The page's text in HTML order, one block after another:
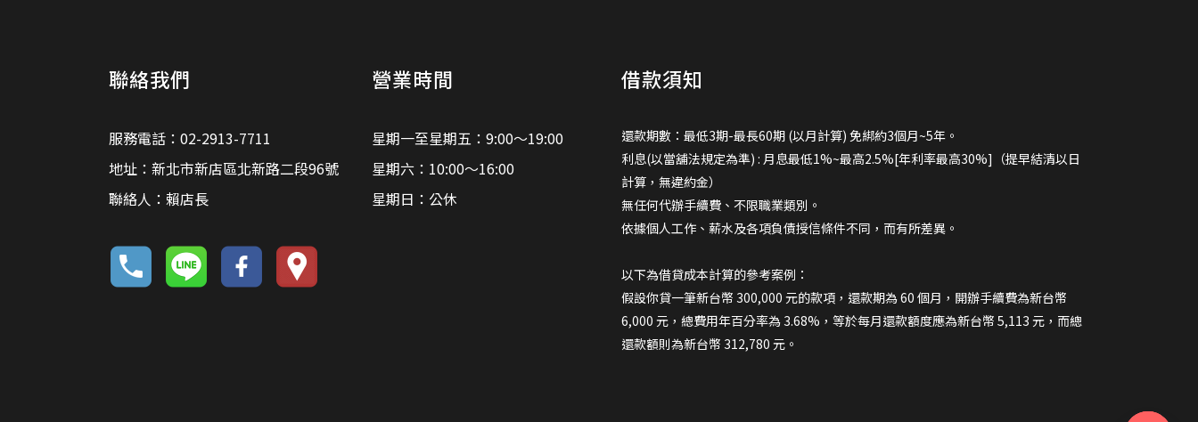
聯絡我們
服務電話：02-2913-7711
地址：新北市新店區北新路二段96號
聯絡人：賴店長
營業時間
星期一至星期五：9:00～19:00
星期六：10:00～16:00
星期日：公休
借款須知
還款期數：最低3期-最長60期 (以月計算) 免綁約3個月~5年。
利息(以當舖法規定為準) : 月息最低1%~最高2.5%[年利率最高30%]（提早結清以日
計算，無違約金）
無任何代辦手續費、不限職業類別。
依據個人工作、薪水及各項負債授信條件不同，而有所差異。
以下為借貸成本計算的參考案例：
假設你貸一筆新台幣 300,000 元的款項，還款期為 60 個月，開辦手續費為新台幣
6,000 元，總費用年百分率為 3.68%，等於每月還款額度應為新台幣 5,113 元，而總
還款額則為新台幣 312,780 元。